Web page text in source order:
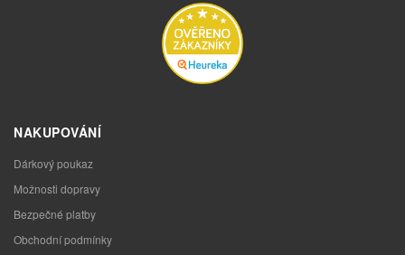
NAKUPOVÁNÍ
Dárkový poukaz
Možnosti dopravy
Bezpečné platby
Obchodní podmínky